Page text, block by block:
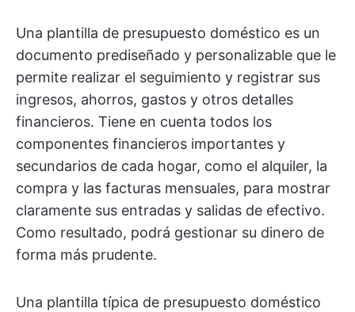
Una plantilla de presupuesto doméstico es un
documento prediseñado y personalizable que le
permite realizar el seguimiento y registrar sus
ingresos, ahorros, gastos y otros detalles
financieros. Tiene en cuenta todos los
componentes financieros importantes y
secundarios de cada hogar, como el alquiler, la
compra y las facturas mensuales, para mostrar
claramente sus entradas y salidas de efectivo.
Como resultado, podrá gestionar su dinero de
forma más prudente.
Una plantilla típica de presupuesto doméstico